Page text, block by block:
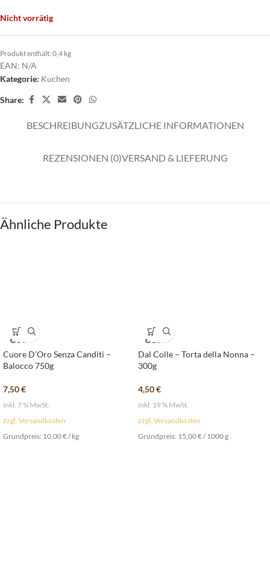
Nicht vorrätig
Produkt enthält: 0,4 kg
EAN: N/A
Kategorie: Kuchen
Share:
BESCHREIBUNGZUSÄTZLICHE INFORMATIONEN
REZENSIONEN (0)VERSAND & LIEFERUNG
Ähnliche Produkte
SOLD
OUT
Cuore D’Oro Senza Canditi –
Balocco 750g
7,50€
inkl. 7 % MwSt.
zzgl. Versandkosten
Grundpreis: 10,00€/kg
SOLD
OUT
Dal Colle – Torta della Nonna –
300g
4,50€
inkl. 19 % MwSt.
zzgl. Versandkosten
Grundpreis: 15,00€/1000g